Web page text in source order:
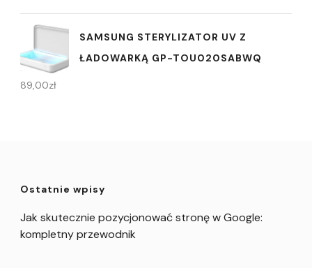
SAMSUNG STERYLIZATOR UV Z
ŁADOWARKĄ GP-TOU020SABWQ
89,00zł
Ostatnie wpisy
Jak skutecznie pozycjonować stronę w Google:
kompletny przewodnik